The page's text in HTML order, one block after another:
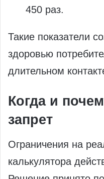
450 раз.
Такие показатели
здоровью
длительном
Когда и
запрет
Ограничения на
калькулятора